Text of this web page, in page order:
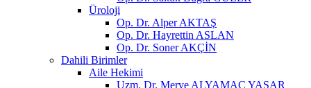
Üroloji
Op. Dr. Alper AKTAŞ
Op. Dr. Hayrettin ASLAN
Op. Dr. Soner AKÇİN
Dahili Birimler
Aile Hekimi
Uzm. Dr. Merve ALYAMAÇ YAŞAR